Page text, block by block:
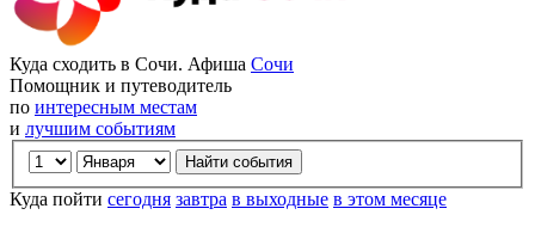
Куда сходить в Сочи. Афиша Сочи
Помощник и путеводитель
по интересным местам
и лучшим событиям
Куда пойти сегодня завтра в выходные в этом месяце